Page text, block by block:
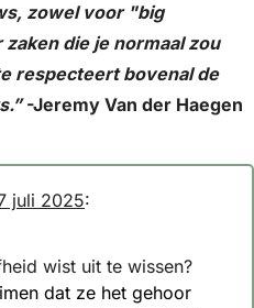
zowel voor "big
die je normaal zou
respecteert bovenal de
-Jeremy Van der Haegen
juli 2025:
wist uit te wissen?
dat ze het gehoor